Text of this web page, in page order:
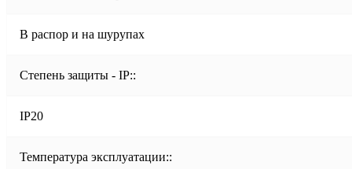
В распор и на шурупах
Степень защиты - IP::
IP20
Температура эксплуатации::